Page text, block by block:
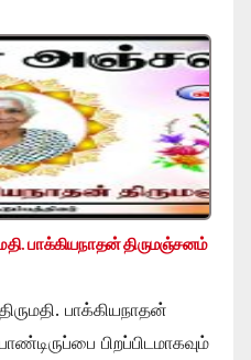
பாக்கியநாதன் திருமஞ்சனம்
பாக்கியநாதன்
பிறப்பிடமாகவும்